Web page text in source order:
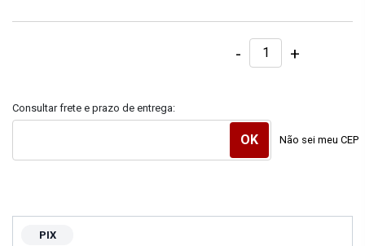
- +
Consultar frete e prazo de entrega:
Não sei meu CEP
PIX